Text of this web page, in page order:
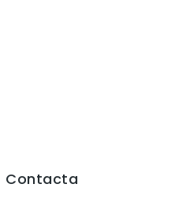
Contacta